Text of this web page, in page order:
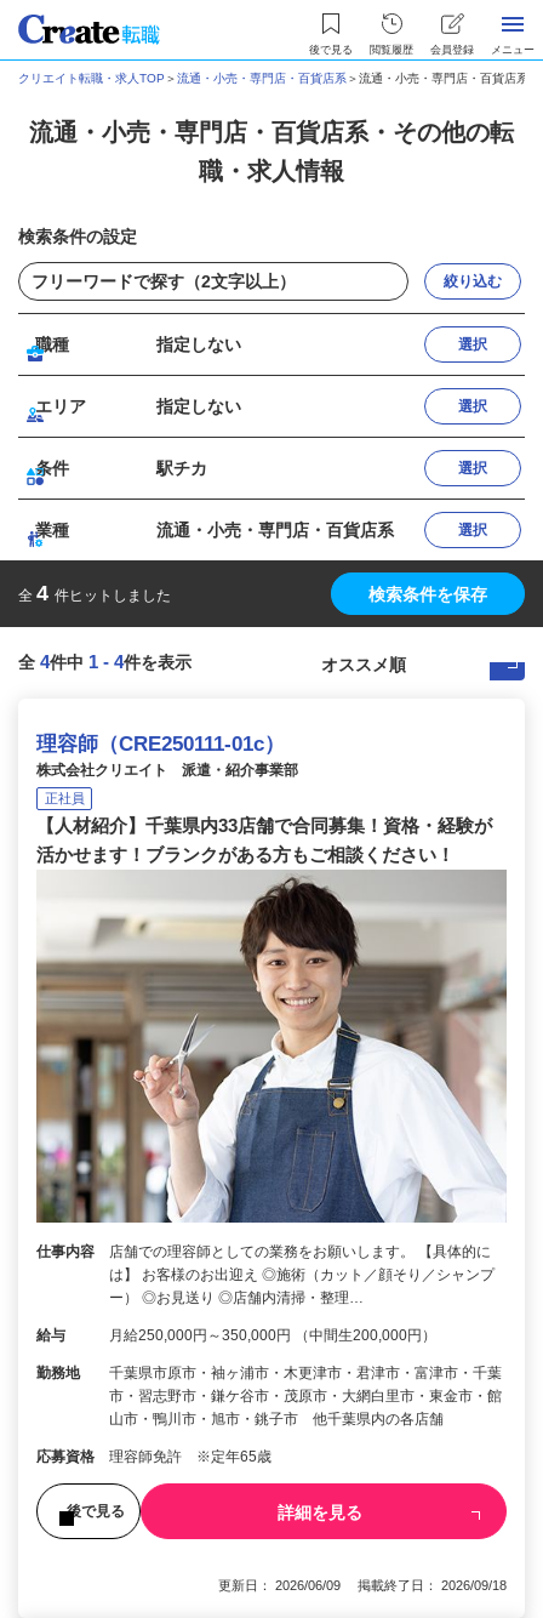
後で見る 閲覧履歴 会員登録 メニュー
クリエイト転職・求人TOP ＞流通・小売・専門店・百貨店系＞流通・小売・専門店・百貨店系
流通・小売・専門店・百貨店系・その他の転
職・求人情報
検索条件の設定
絞り込む
職種 指定しない 選択
エリア 指定しない 選択
条件 駅チカ 選択
業種 流通・小売・専門店・百貨店系 選択
全 4 件ヒットしました 検索条件を保存
全 4件中 1 - 4件を表示
理容師（CRE250111-01c）
株式会社クリエイト 派遣・紹介事業部
正社員
【人材紹介】千葉県内33店舗で合同募集！資格・経験が
活かせます！ブランクがある方もご相談ください！
仕事内容
店舗での理容師としての業務をお願いします。 【具体的に
は】 お客様のお出迎え ◎施術（カット／顔そり／シャンプ
ー） ◎お見送り ◎店舗内清掃・整理…
給与 月給250,000円～350,000円 （中間生200,000円）
勤務地
千葉県市原市・袖ヶ浦市・木更津市・君津市・富津市・千葉
市・習志野市・鎌ケ谷市・茂原市・大網白里市・東金市・館
山市・鴨川市・旭市・銚子市 他千葉県内の各店舗
応募資格 理容師免許 ※定年65歳
後で見る 詳細を見る
更新日： 2026/06/09 掲載終了日： 2026/09/18